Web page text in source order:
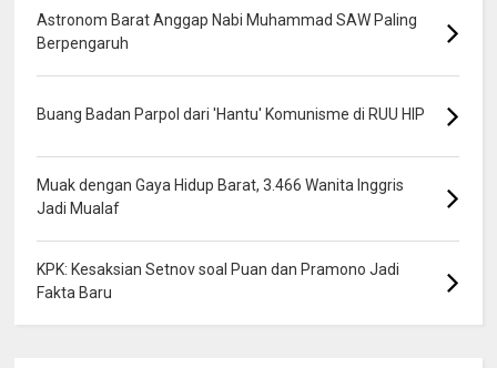
Astronom Barat Anggap Nabi Muhammad SAW Paling
Berpengaruh
Buang Badan Parpol dari 'Hantu' Komunisme di RUU HIP
Muak dengan Gaya Hidup Barat, 3.466 Wanita Inggris
Jadi Mualaf
KPK: Kesaksian Setnov soal Puan dan Pramono Jadi
Fakta Baru